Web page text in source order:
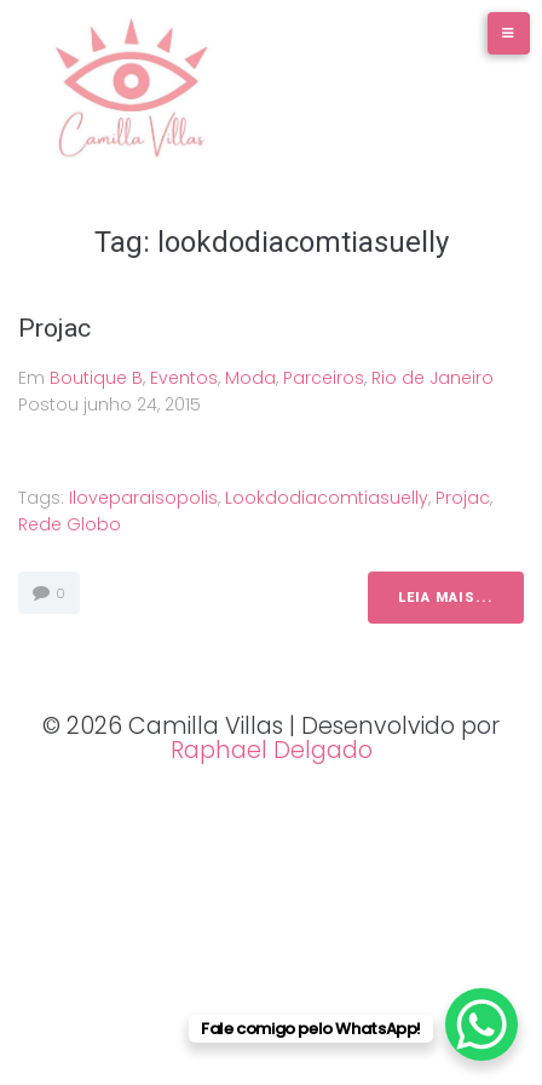
conteúdo
Tag: lookdodiacomtiasuelly
Projac
Em Boutique B, Eventos, Moda, Parceiros, Rio de Janeiro
Postou junho 24, 2015
Tags: Iloveparaisopolis, Lookdodiacomtiasuelly, Projac,
Rede Globo
0 LEIA MAIS...
© 2026 Camilla Villas | Desenvolvido por
Raphael Delgado
Fale comigo pelo WhatsApp!